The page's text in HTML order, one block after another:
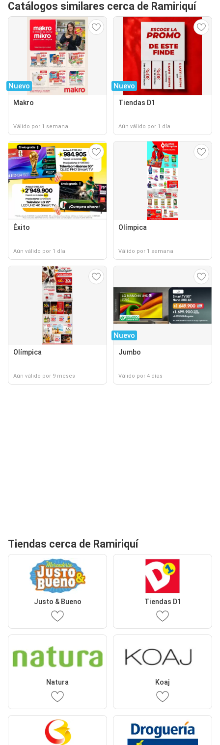
Catálogos similares cerca de Ramiriquí
Nuevo
Makro
Válido por 1 semana
Nuevo
Tiendas D1
Aún válido por 1 día
Éxito
Aún válido por 1 día
Olímpica
Válido por 1 semana
Olímpica
Aún válido por 9 meses
Nuevo
Jumbo
Válido por 4 días
Tiendas cerca de Ramiriquí
Justo & Bueno Tiendas D1
Natura Koaj